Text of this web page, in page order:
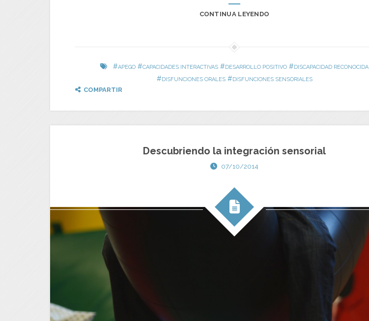
CONTINUA LEYENDO
#APEGO #CAPACIDADES INTERACTIVAS # DESARROLLO POSITIVO # DISCAPACIDAD RECONOCIDA
# DISFUNCIONES ORALES# DISFUNCIONES SENSORIALES
COMPARTIR
Descubriendo la integración sensorial
07/10/2014